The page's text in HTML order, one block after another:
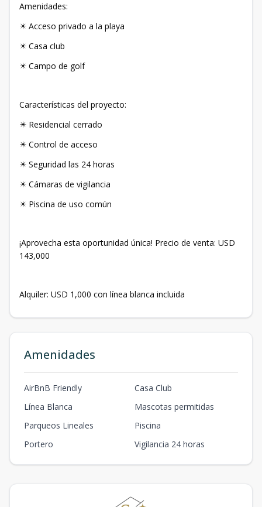
Amenidades:
✴️ Acceso privado a la playa
✴️ Casa club
✴️ Campo de golf
Características del proyecto:
✴️ Residencial cerrado
✴️ Control de acceso
✴️ Seguridad las 24 horas
✴️ Cámaras de vigilancia
✴️ Piscina de uso común
¡Aprovecha esta oportunidad única! Precio de venta: USD
143,000
Alquiler: USD 1,000 con línea blanca incluida
Amenidades
AirBnB Friendly
Casa Club
Línea Blanca
Mascotas permitidas
Parqueos Lineales
Piscina
Portero
Vigilancia 24 horas